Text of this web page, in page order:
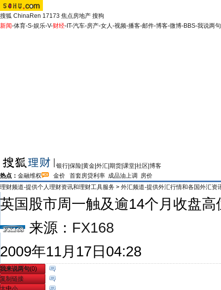
搜狐 ChinaRen 17173 焦点房地产 搜狗
新闻-体育-S-娱乐-V-财经- IT-汽车-房产-女人-视频-播客-邮件-博客-微博-BBS-我说两句
银行 保险 黄金 外汇 期货 课堂 社区 博客
热点： 金融维权 金价 首套房贷利率 成品油上调
房价
理财频道-提供个人理财资讯和理财工具服务 > 外汇频道-提供外汇行情和各国外汇资
英国股市周一触及逾14个月收盘
来源： FX168
2009年11月17日04:28
我来说两句(0)
复制链接
大中小